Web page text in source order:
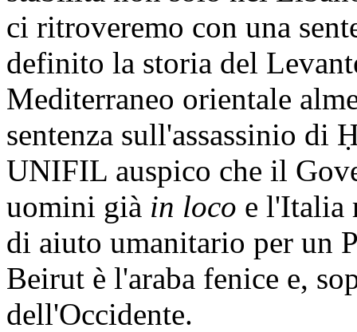
ci ritroveremo con una
definito la storia del
Mediterraneo orientale
sentenza sull'assassinio
UNIFIL auspico che il
uomini già in loco e l'Italia
di aiuto umanitario per un
Beirut è l'araba fenice e,
dell'Occidente.